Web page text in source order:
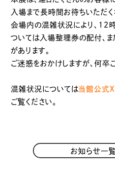
入場まで長時間お待ちいただく
会場内の混雑状況により、12
ついては入場整理券の配付、
があります。
ご迷惑をおかけしますが、何卒
混雑状況については当館公式
ご覧ください。
お知らせ一